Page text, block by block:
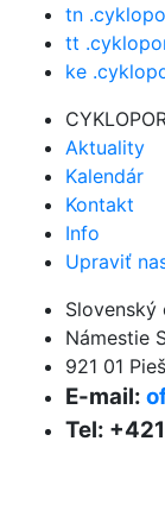
tn
tt
ke
Aktuality
Kalendár
Kontakt
Info
Upraviť
Slovenský
Námestie
921 01
E-mail:
Tel: